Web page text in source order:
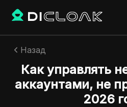
Назад
Как управлять
аккаунтами, не
2026